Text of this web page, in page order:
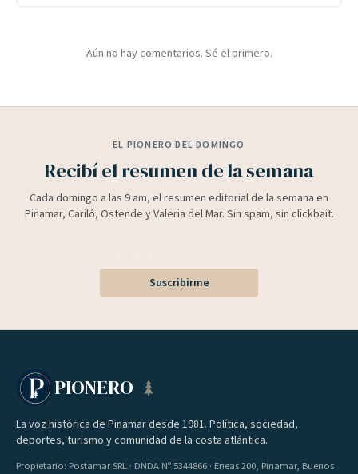
Aún no hay comentarios. Sé el primero.
EL PIONERO DEL DOMINGO
Recibí el resumen de la semana
Cada domingo a las 9 am, el resumen editorial de la semana en
Pinamar, Cariló, Ostende y Valeria del Mar. Sin spam, sin clickbait.
Suscribirme
PIONERO
La voz histórica de Pinamar desde 1981. Política, sociedad,
deportes, turismo y comunidad de la costa atlántica.
Propietario: Postamar SRL · DNDA Nº 5344866 · Eneas 200, Pinamar, Buenos